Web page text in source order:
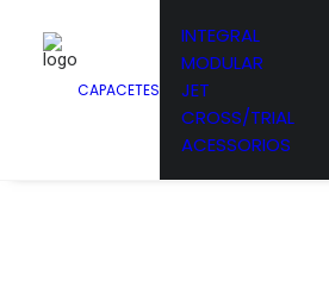
CAPACETES
INTEGRAL
MODULAR
JET
CROSS/TRIAL
ACESSORIOS